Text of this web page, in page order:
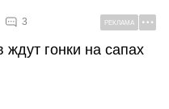
3 РЕКЛАМА
ждут гонки на сапах